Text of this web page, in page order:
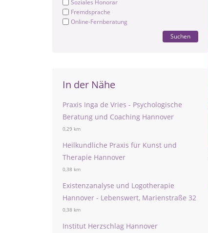
Soziales Honorar
Fremdsprache
Online-Fernberatung
Suchen
In der Nähe
Praxis Inga de Vries - Psychologische
Beratung und Coaching Hannover
0,29 km
Heilkundliche Praxis für Kunst und
Therapie Hannover
0,38 km
Existenzanalyse und Logotherapie
Hannover - Lebenswert, Marienstraße 32
0,38 km
Institut Herzschlag Hannover